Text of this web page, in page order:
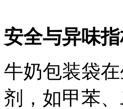
安全与异味指
牛奶包装袋
剂，如甲苯